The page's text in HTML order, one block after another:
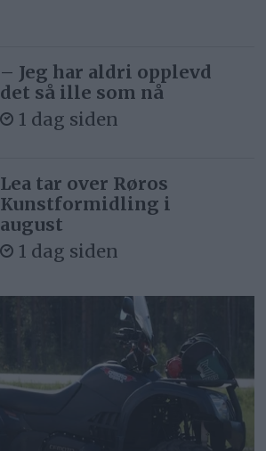
– Jeg har aldri opplevd
det så ille som nå
1 dag siden
Lea tar over Røros
Kunstformidling i
august
1 dag siden